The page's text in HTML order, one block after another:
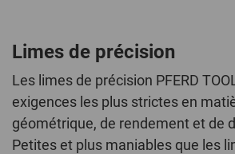
Limes de précision
Les limes de précision PFERD
exigences les plus strictes en
géométrique, de rendement et de
Petites et plus maniables que les